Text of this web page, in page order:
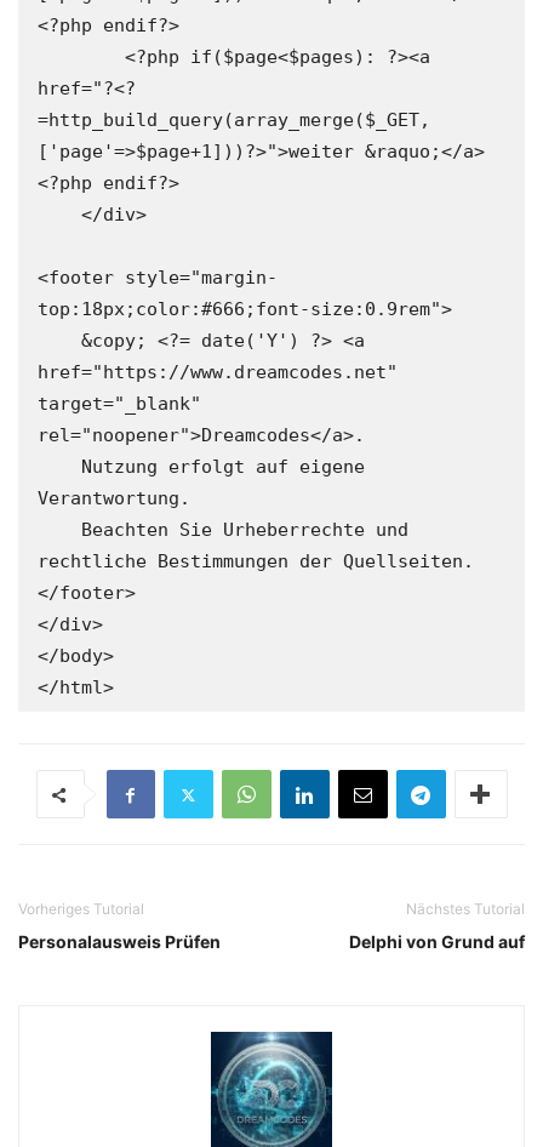
Vorheriges Tutorial
Personalausweis Prüfen
Nächstes Tutorial
Delphi von Grund auf